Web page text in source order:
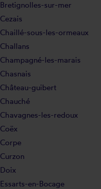
Bretignolles-sur-mer
Cezais
Chaillé-sous-les-ormeaux
Challans
Champagné-les-marais
Chasnais
Château-guibert
Chauché
Chavagnes-les-redoux
Coëx
Corpe
Curzon
Doix
Essarts-en-Bocage